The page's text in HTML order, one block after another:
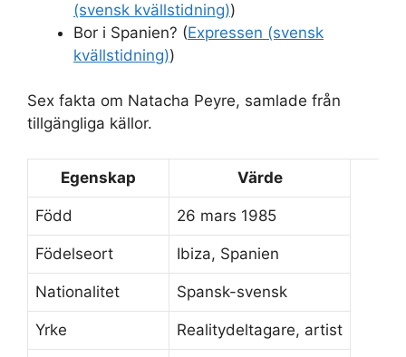
(svensk kvällstidning))
Bor i Spanien? (Expressen (svensk
kvällstidning))
Sex fakta om Natacha Peyre, samlade från
tillgängliga källor.
Egenskap Värde
Född 26 mars 1985
Födelseort Ibiza, Spanien
Nationalitet Spansk-svensk
Yrke Realitydeltagare, artist